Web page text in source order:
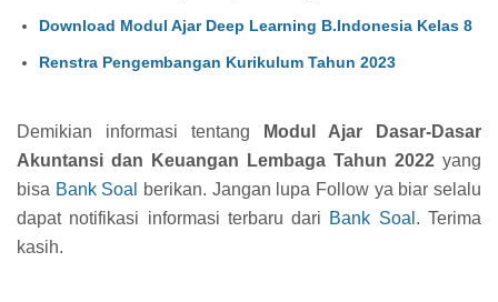
Download Modul Ajar Deep Learning B.Indonesia Kelas 8
Renstra Pengembangan Kurikulum Tahun 2023
Demikian informasi tentang
Modul Ajar Dasar-Dasar
Akuntansi dan Keuangan Lembaga Tahun 2022 yang
bisa Bank Soal
berikan. Jangan lupa Follow ya biar selalu
dapat notifikasi informasi terbaru dari Bank Soal . Terima
kasih.